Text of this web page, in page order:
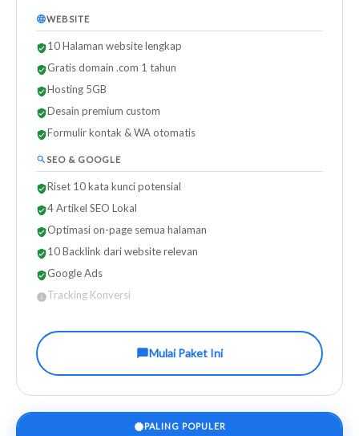
WEBSITE
10 Halaman website lengkap
Gratis domain .com 1 tahun
Hosting 5GB
Desain premium custom
Formulir kontak & WA otomatis
SEO & GOOGLE
Riset 10 kata kunci potensial
4 Artikel SEO Lokal
Optimasi on-page semua halaman
10 Backlink dari website relevan
Google Ads
Tracking Konversi
Mulai Paket Ini
PALING POPULER